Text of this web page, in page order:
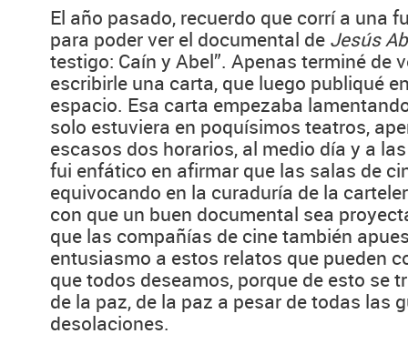
El año pasado, recuerdo que corrí a una
para poder ver el documental de Jesús
testigo: Caín y Abel”. Apenas terminé de
escribirle una carta, que luego publiqué
espacio. Esa carta empezaba
solo estuviera en poquísimos teatros,
escasos dos horarios, al medio día y a
fui enfático en afirmar que las salas de
equivocando en la curaduría de la
con que un buen documental sea
que las compañías de cine también
entusiasmo a estos relatos que pueden
que todos deseamos, porque de esto se
de la paz, de la paz a pesar de todas las
desolaciones.